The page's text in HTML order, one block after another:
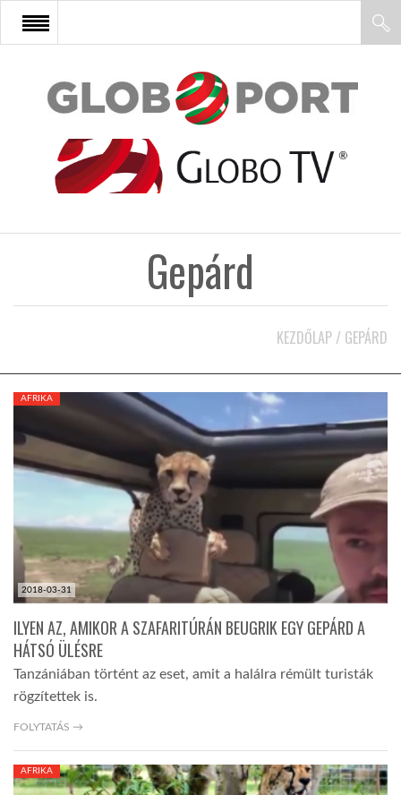
FŐOLDAL
AFRIKA
KÖZEL-KELET
A VILÁG ITTHON
GLOBOTV BP
HÍR3D
Gepárd
KEZDŐLAP / GEPÁRD
2018-03-31
AFRIKA
ILYEN AZ, AMIKOR A SZAFARITÚRÁN BEUGRIK EGY GEPÁRD A
HÁTSÓ ÜLÉSRE
Tanzániában történt az eset, amit a halálra rémült turisták
rögzítettek is.
FOLYTATÁS →
AFRIKA